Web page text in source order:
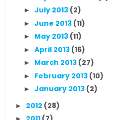
► July 2013 (2)
► June 2013 (11)
► May 2013 (11)
► April 2013 (16)
► March 2013 (27)
► February 2013 (10)
► January 2013 (2)
► 2012 (28)